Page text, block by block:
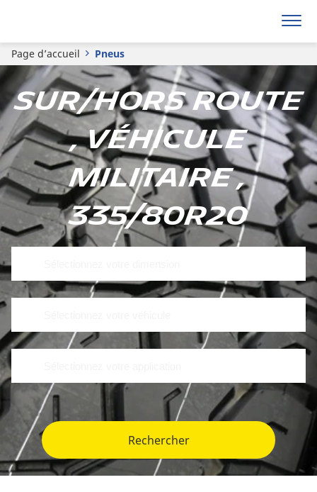
Page d’accueil Pneus
Sur/hors route
, Véhicule
militaire ,
335/80R20
Rechercher